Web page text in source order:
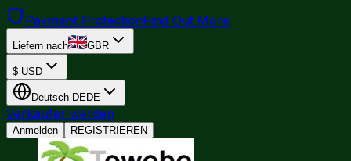
Payment ProtectionFind Out More
Liefern nach GBR
$ USD
Deutsch DEDE
Verkäufer werden
Anmelden REGISTRIEREN